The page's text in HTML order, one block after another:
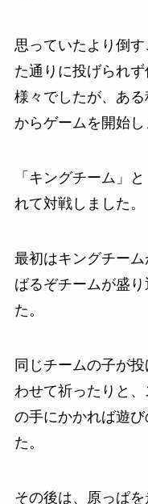
思っていたより倒
た通りに投げられ
様々でしたが、あ
からゲームを開始し
「キングチーム」
れて対戦しました。
最初はキングチー
ばるぞチームが盛
た。
同じチームの子が
わせて祈ったりと
の手にかかれば遊
た。
その後は、原っぱ